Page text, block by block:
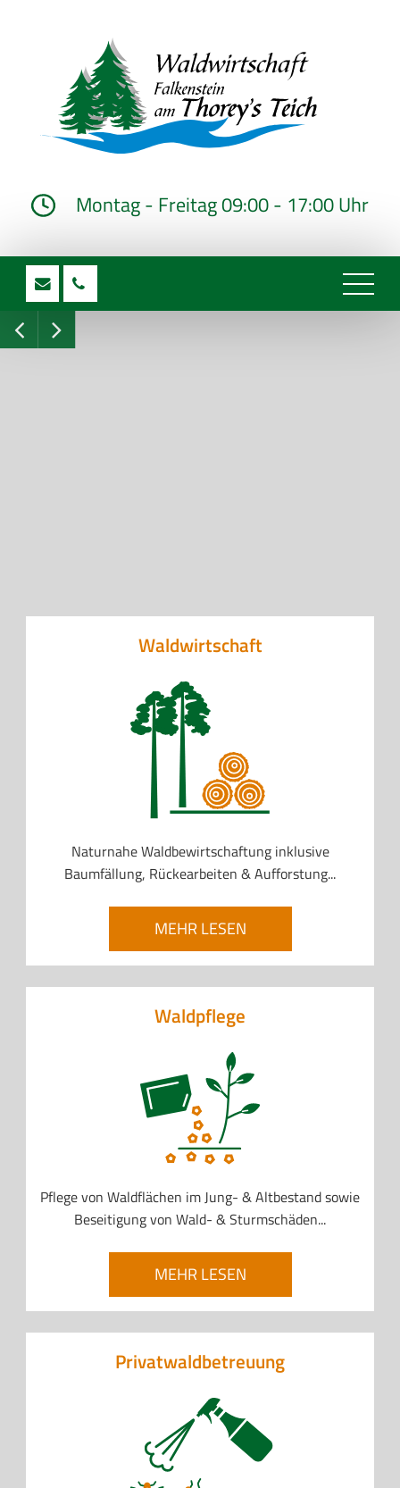
Montag - Freitag 09:00 - 17:00 Uhr
Waldwirtschaft
Naturnahe Waldbewirtschaftung inklusive
Baumfällung, Rückearbeiten & Aufforstung...
MEHR LESEN
Waldpflege
Pflege von Waldflächen im Jung- & Altbestand sowie
Beseitigung von Wald- & Sturmschäden...
MEHR LESEN
Privatwaldbetreuung